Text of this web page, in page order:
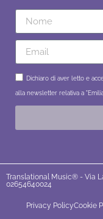
Dichiaro di aver letto e
alla newsletter relativa a
Translational Music® - Via
02654640024
Privacy PolicyCookie